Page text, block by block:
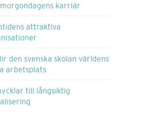
karriär
attraktiva
den svenska skolan världens
arbetsplats
till långsiktig